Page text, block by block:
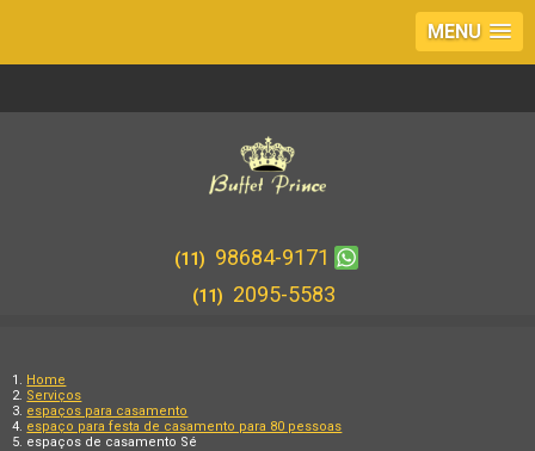
MENU
(11) 98684-9171
(11) 2095-5583
Home
Serviços
espaços para casamento
espaço para festa de casamento para 80 pessoas
espaços de casamento Sé